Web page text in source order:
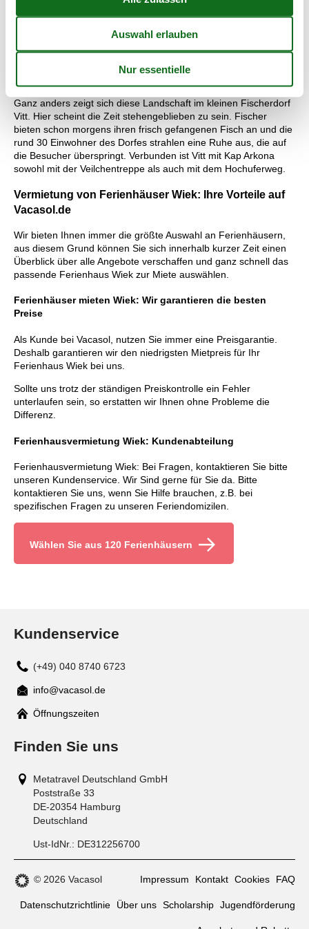
einer ca. 45 Meter hohen Steilküste der ganz besonderen Art.
stehen auf Felsen, die zum größten Teil aus der bekannten
Kreide bestehen. Auch die verschiedenen Bunker, die teilweise
von der Volksarmee der DDR genutzt wurden, können besichtigt
Ganz anders zeigt sich diese Landschaft im kleinen Fischerdorf
Vitt. Hier scheint die Zeit stehengeblieben zu sein. Fischer
bieten schon morgens ihren frisch gefangenen Fisch an und die
rund 30 Einwohner des Dorfes strahlen eine Ruhe aus, die auf
die Besucher überspringt. Verbunden ist Vitt mit Kap Arkona
sowohl mit der Veilchentreppe als auch mit dem Hochuferweg.
Vermietung von Ferienhäuser Wiek: Ihre Vorteile auf
Vacasol.de
Wir bieten Ihnen immer die größte Auswahl an Ferienhäusern,
aus diesem Grund können Sie sich innerhalb kurzer Zeit einen
Überblick über alle Angebote verschaffen und ganz schnell das
passende Ferienhaus Wiek zur Miete auswählen.
Ferienhäuser mieten Wiek: Wir garantieren die besten
Preise
Als Kunde bei Vacasol, nutzen Sie immer eine Preisgarantie.
Deshalb garantieren wir den niedrigsten Mietpreis für Ihr
Ferienhaus Wiek bei uns.
Sollte uns trotz der ständigen Preiskontrolle ein Fehler
unterlaufen sein, so erstatten wir Ihnen ohne Probleme die
Differenz.
Ferienhausvermietung Wiek: Kundenabteilung
Ferienhausvermietung Wiek: Bei Fragen, kontaktieren Sie bitte
unseren Kundenservice. Wir Sind gerne für Sie da. Bitte
kontaktieren Sie uns, wenn Sie Hilfe brauchen, z.B. bei
spezifischen Fragen zu unseren Feriendomizilen.
Wählen Sie aus 120 Ferienhäusern
Kundenservice
(+49) 040 8740 6723
Mail
info@vacasol.de
Öffnungszeiten
Finden Sie uns
Metatravel Deutschland GmbH
Poststraße 33
DE-20354 Hamburg
Deutschland
Ust-IdNr.: DE312256700
© 2026 Vacasol Impressum Kontakt Cookies FAQ
Datenschutzrichtlinie Über uns Scholarship Jugendförderung